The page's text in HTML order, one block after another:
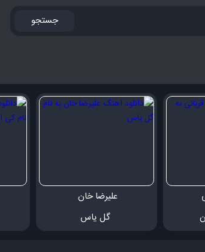
جستجو
علیرضا خان
گل یاس